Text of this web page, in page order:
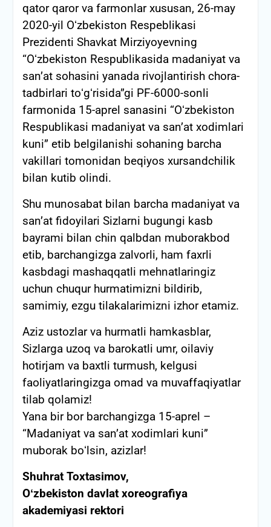
qator qaror va farmonlar xususan, 26-may
2020-yil Oʻzbekiston Respeblikasi
Prezidenti Shavkat Mirziyoyevning
“Oʻzbekiston Respublikasida madaniyat va
sanʼat sohasini yanada rivojlantirish chora-
tadbirlari toʻgʻrisida”gi PF-6000-sonli
farmonida 15-aprel sanasini “Oʻzbekiston
Respublikasi madaniyat va sanʼat xodimlari
kuni” etib belgilanishi sohaning barcha
vakillari tomonidan beqiyos xursandchilik
bilan kutib olindi.
Shu munosabat bilan barcha madaniyat va
sanʼat fidoyilari Sizlarni bugungi kasb
bayrami bilan chin qalbdan muborakbod
etib, barchangizga zalvorli, ham faxrli
kasbdagi mashaqqatli mehnatlaringiz
uchun chuqur hurmatimizni bildirib,
samimiy, ezgu tilakalarimizni izhor etamiz.
Aziz ustozlar va hurmatli hamkasblar,
Sizlarga uzoq va barokatli umr, oilaviy
hotirjam va baxtli turmush, kelgusi
faoliyatlaringizga omad va muvaffaqiyatlar
tilab qolamiz!
Yana bir bor barchangizga 15-aprel –
“Madaniyat va sanʼat xodimlari kuni”
muborak boʻlsin, azizlar!
Shuhrat Toxtasimov,
Oʻzbekiston davlat xoreografiya
akademiyasi rektori